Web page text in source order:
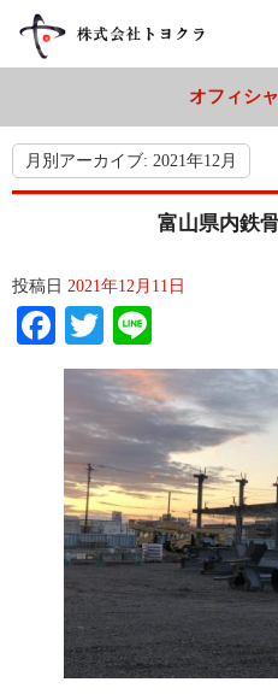
オフィシ
月別アーカイブ: 2021年12月
富山県内鉄
投稿日 2021年12月11日
Facebook
Twitter